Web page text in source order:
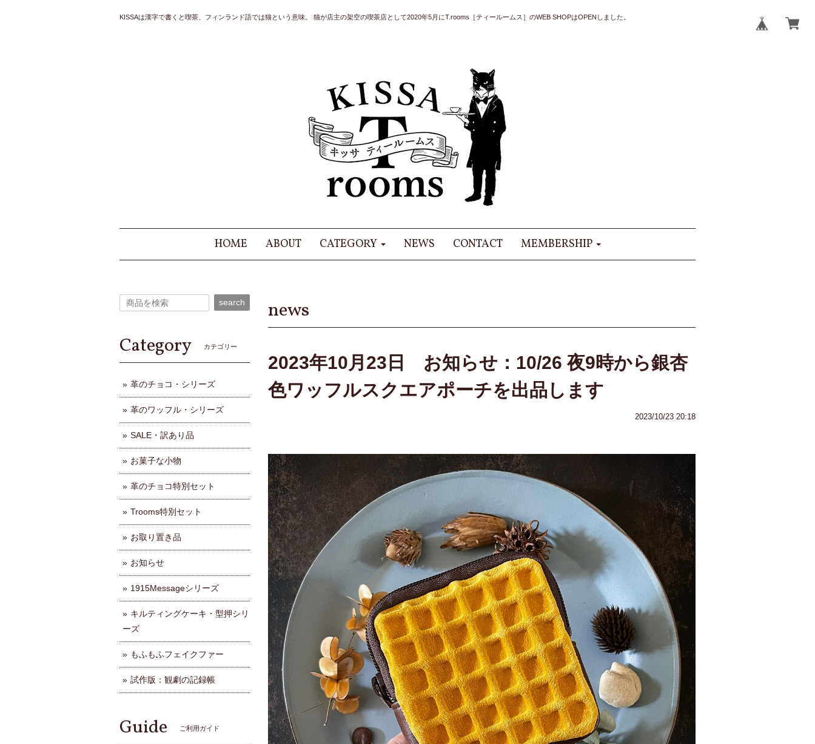
KISSAは漢字で書くと喫茶、フィンランド語では猫という意味。 猫が店主の架空の喫茶店として2020年5月にT.rooms［ティールームス］のWEB SHOPはOPENしました。
HOME ABOUT CATEGORY NEWS CONTACT MEMBERSHIP
news
2023年10月23日 お知らせ：10/26 夜9時から銀杏
色ワッフルスクエアポーチを出品します
2023/10/23 20:18
search
Category カテゴリー
革のチョコ・シリーズ
革のワッフル・シリーズ
SALE・訳あり品
お菓子な小物
革のチョコ特別セット
Trooms特別セット
お取り置き品
お知らせ
1915Messageシリーズ
キルティングケーキ・型押シリ
ーズ
もふもふフェイクファー
試作版：観劇の記録帳
Guide ご利用ガイド